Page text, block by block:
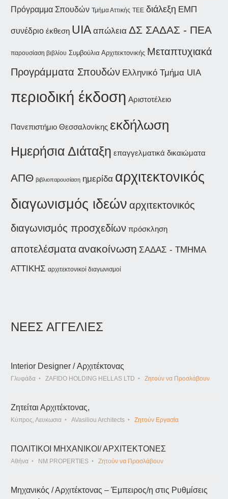
Πρόγραμμα Σπουδών Τμήμα Αττικής ΤΕΕ διάλεξη ΕΜΠ
συνέδριο έκθεση UIA απώλεια ΔΣ ΣΑΔΑΣ - ΠΕΑ
παρουσίαση βιβλίου Συμβούλια Αρχιτεκτονικής Μεταπτυχιακά
Προγράμματα Σπουδών Ελληνικό Τμήμα UIA
περιοδική έκδοση Αριστοτέλειο
Πανεπιστήμιο Θεσσαλονίκης εκδήλωση
Ημερήσια Διάταξη επαγγελματικά δικαιώματα
ΑΠΘ βιβλιοπαρουσίαση ημερίδα αρχιτεκτονικός
διαγωνισμός ιδεών αρχιτεκτονικός
διαγωνισμός προσχεδίων πρόσκληση
αποτελέσματα ανακοίνωση ΣΑΔΑΣ - ΤΜΗΜΑ
ΑΤΤΙΚΗΣ αρχιτεκτονικοί διαγωνισμοί
ΝΕΕΣ ΑΓΓΕΛΙΕΣ
Interior Designer / Αρχιτέκτονας
Γλυφάδα ZAFIDO HOLDING HELLAS LTD Ζητούν να Προσλάβουν
Ζητείται Αρχιτέκτονας,
Κύπρος, Λευκωσια AVasiliou Architects Ζητούν Εργασία
ΠΟΛΙΤΙΚΟΙ ΜΗΧΑΝΙΚΟΙ/ ΑΡΧΙΤΕΚΤΟΝΕΣ
Αθήνα NM PROPERTIES Ζητούν να Προσλάβουν
Μηχανικός / Αρχιτέκτονας – Έμπειρος/η στις Ρυθμίσεις